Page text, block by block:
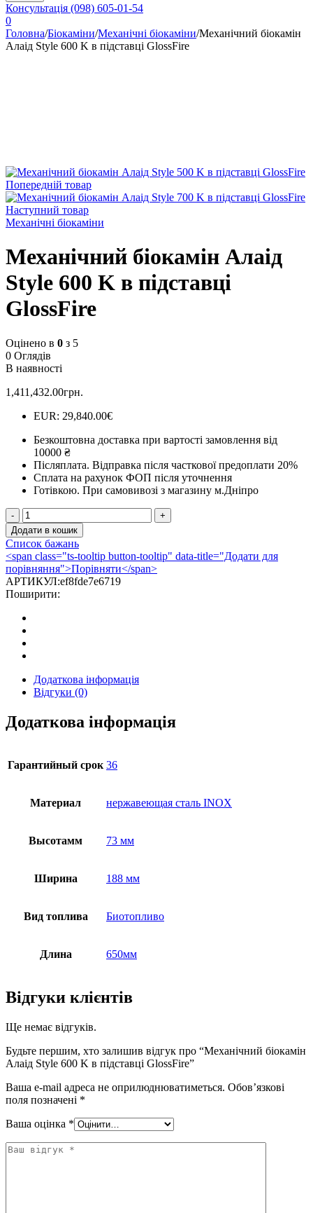
Консультація (098) 605-01-54
0
Головна/Біокаміни/Механічні біокаміни/Механічний біокамін
Алаід Style 600 K в підставці GlossFire
Попередній товар
Наступний товар
Механічні біокаміни
Механічний біокамін Алаід
Style 600 K в підставці
GlossFire
Оцінено в 0 з 5
0 Оглядів
В наявності
1,411,432.00грн.
EUR: 29,840.00€
Безкоштовна доставка при вартості замовлення від
10000 ₴
Післяплата. Відправка після часткової предоплати 20%
Сплата на рахунок ФОП після уточнення
Готівкою. При самовивозі з магазину м.Дніпро
Механічний
біокамін
Алаід
Style
600
K
в
підставці
GlossFire
кількість
Додати в кошик
Список бажань
<span class="ts-tooltip button-tooltip" data-title="Додати для
порівняння">Порівняти</span>
АРТИКУЛ:ef8fde7e6719
Поширити:
Додаткова інформація
Відгуки (0)
Додаткова інформація
Гарантийный срок 36
Материал нержавеющая сталь INOX
Высотамм 73 мм
Ширина 188 мм
Вид топлива Биотопливо
Длина 650мм
Відгуки клієнтів
Ще немає відгуків.
Будьте першим, хто залишив відгук про “Механічний біокамін
Алаід Style 600 K в підставці GlossFire”
Ваша e-mail адреса не оприлюднюватиметься. Обов’язкові
поля позначені *
Ваша оцінка *